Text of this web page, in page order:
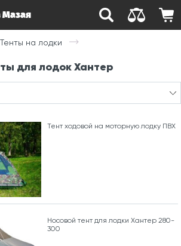
Мазая
Тенты на лодки
для лодок Хантер
Тент ходовой на моторную лодку ПВХ
Носовой тент для лодки Хантер 280-
300